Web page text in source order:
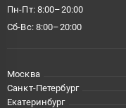
Пн-Пт: 8:00–20:00
Сб-Вс: 8:00–20:00
Москва
Санкт-Петербург
Екатеринбург